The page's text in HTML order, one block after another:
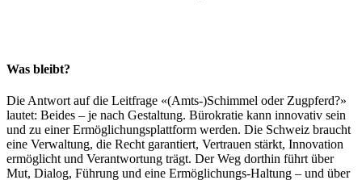
Was bleibt?
Die Antwort auf die Leitfrage «(Amts-)Schimmel oder Zugpferd?»
lautet: Beides – je nach Gestaltung. Bürokratie kann innovativ sein
und zu einer Ermöglichungsplattform werden. Die Schweiz braucht
eine Verwaltung, die Recht garantiert, Vertrauen stärkt, Innovation
ermöglicht und Verantwortung trägt. Der Weg dorthin führt über
Mut, Dialog, Führung und eine Ermöglichungs-Haltung – und über